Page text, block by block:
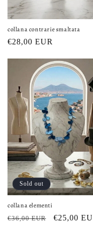
collana contrarie smaltata
Regular
€28,00 EUR
Sold out
collana elementi
Regular
€36,00 EUR
Sale
€25,00